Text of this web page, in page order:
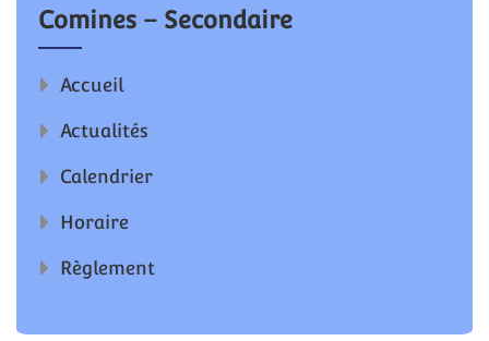
Comines – Secondaire
Accueil
Actualités
Calendrier
Horaire
Règlement